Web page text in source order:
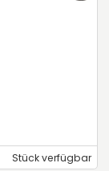
Stück verfügbar